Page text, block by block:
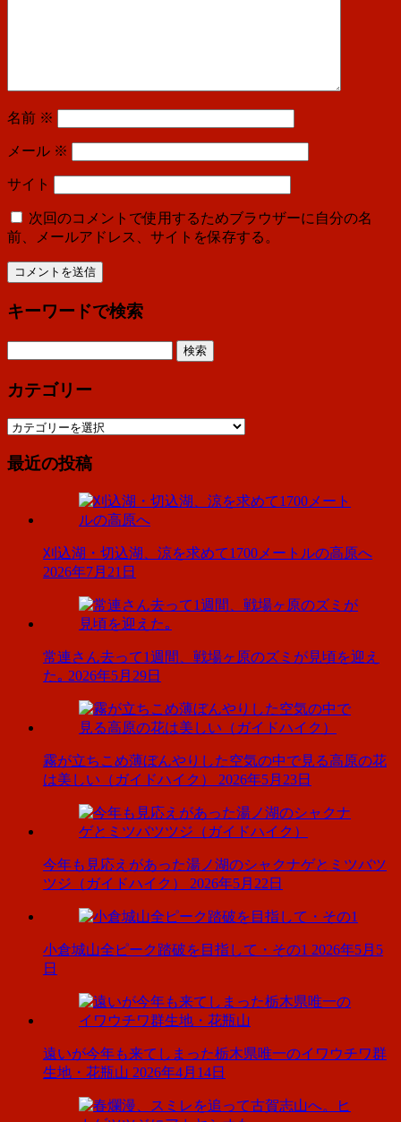
名前 ※
メール ※
サイト
次回のコメントで使用するためブラウザーに自分の名
前、メールアドレス、サイトを保存する。
キーワードで検索
カテゴリー
カ
ゴ
最近の投稿
刈込湖・切込湖、涼を求めて1700メートルの高原へ
2026年7月21日
常連さん去って1週間、戦場ヶ原のズミが見頃を迎え
た｡ 2026年5月29日
霧が立ちこめ薄ぼんやりした空気の中で見る高原の花
は美しい（ガイドハイク）
2026年5月23日
今年も見応えがあった湯ノ湖のシャクナゲとミツバツ
ツジ（ガイドハイク）
2026年5月22日
小倉城山全ピーク踏破を目指して・その1 2026年5月5
日
遠いが今年も来てしまった栃木県唯一のイワウチワ群
生地・花瓶山 2026年4月14日